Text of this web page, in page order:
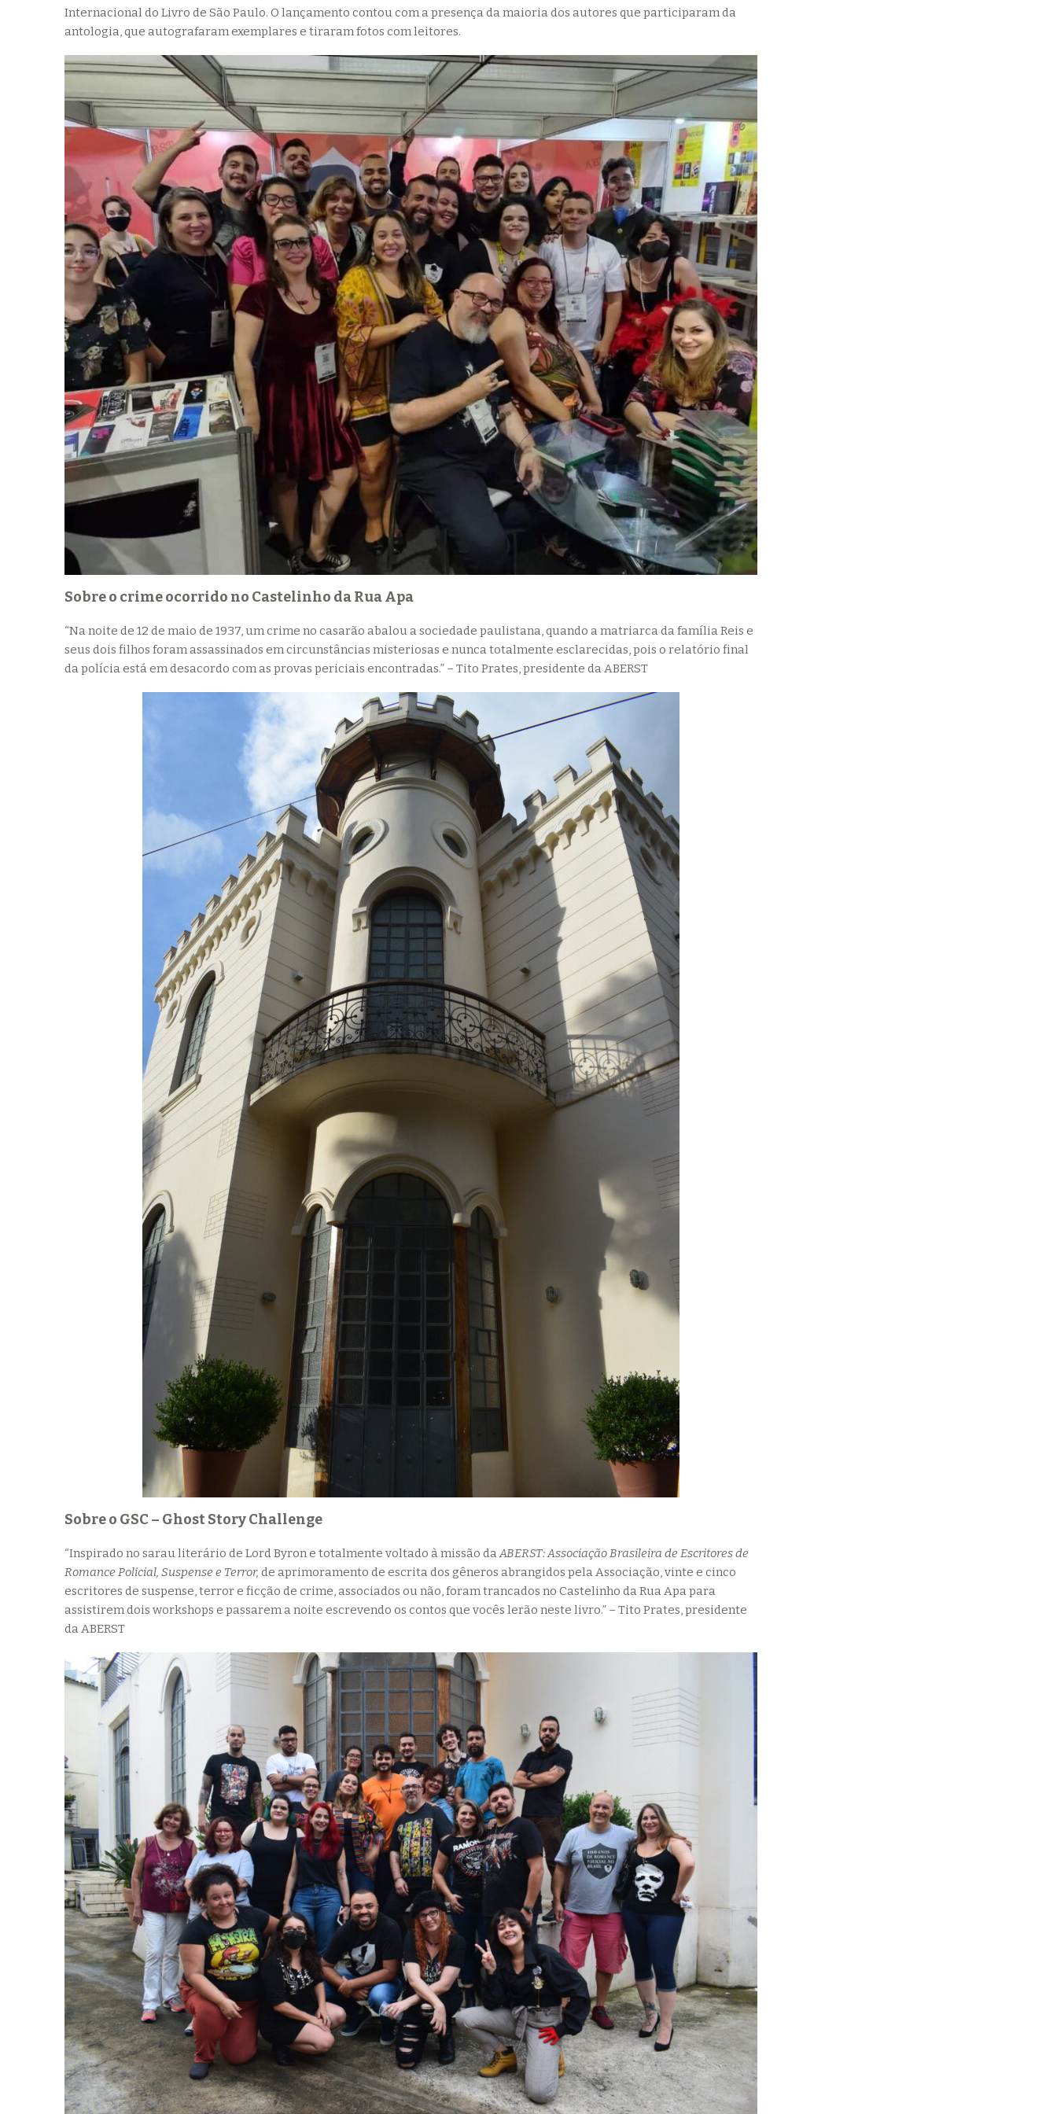
Internacional do Livro de São Paulo. O lançamento contou com a presença da maioria dos autores que participaram da
antologia, que autografaram exemplares e tiraram fotos com leitores.
Sobre o crime ocorrido no Castelinho da Rua Apa
“Na noite de 12 de maio de 1937, um crime no casarão abalou a sociedade paulistana, quando a matriarca da família Reis e
seus dois filhos foram assassinados em circunstâncias misteriosas e nunca totalmente esclarecidas, pois o relatório final
da polícia está em desacordo com as provas periciais encontradas.” – Tito Prates, presidente da ABERST
Sobre o GSC – Ghost Story Challenge
“Inspirado no sarau literário de Lord Byron e totalmente voltado à missão daABERST: Associação Brasileira de Escritores de
Romance Policial, Suspense e Terror, de aprimoramento de escrita dos gêneros abrangidos pela Associação, vinte e cinco
escritores de suspense, terror e ficção de crime, associados ou não, foram trancados no Castelinho da Rua Apa para
assistirem dois workshops e passarem a noite escrevendo os contos que vocês lerão neste livro.” – Tito Prates, presidente
da ABERST